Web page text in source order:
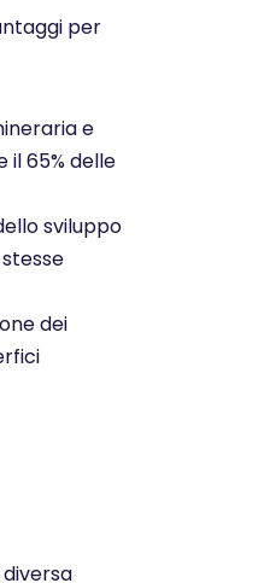
per
e
il 65% delle
sviluppo
dei